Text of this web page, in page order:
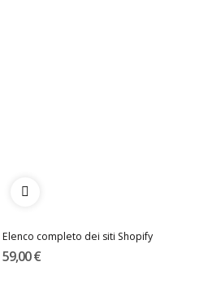
Elenco completo dei siti Shopify
59,00 €